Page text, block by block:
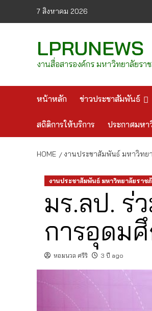
7 สิงหาคม 2026
LPRUNEWS
งานสื่อสารองค์กร มหาวิทยาลัยรา
หน้าหลัก ข่าวประชาสัมพันธ์
สถิติการให้บริการ ประกาศมหา
HOME งานประชาสัมพันธ์ มหาวิทย
งานประชาสัมพันธ์ มหาวิทยาลัยราช
มร.ลป. ร่
การอุดม
หอมนวล ศรีริ 3 ปี ago